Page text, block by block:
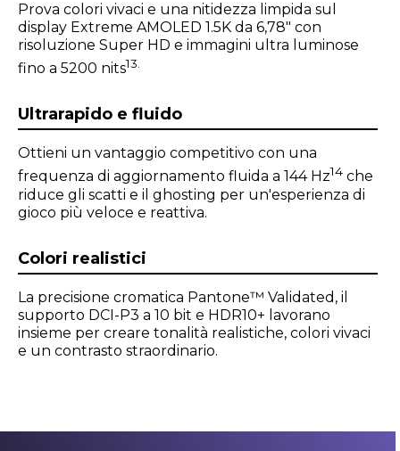
Prova colori vivaci e una nitidezza limpida sul
display Extreme AMOLED 1.5K da 6,78" con
risoluzione Super HD e immagini ultra luminose
fino a 5200 nits13.
Ultrarapido e fluido
Ottieni un vantaggio competitivo con una
frequenza di aggiornamento fluida a 144 Hz14 che
riduce gli scatti e il ghosting per un'esperienza di
gioco più veloce e reattiva.
Colori realistici
La precisione cromatica Pantone™ Validated, il
supporto DCI-P3 a 10 bit e HDR10+ lavorano
insieme per creare tonalità realistiche, colori vivaci
e un contrasto straordinario.